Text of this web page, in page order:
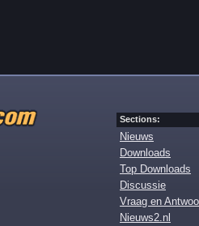
Sections:
Nieuws
Downloads
Top Downloads
Discussie
Vraag en
Nieuws2.nl